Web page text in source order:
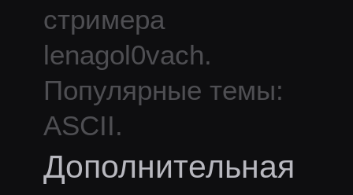
стримера
lenagol0vach.
Популярные темы:
ASCII.
Дополнительная